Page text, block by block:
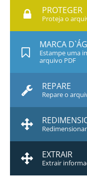
PROTEGER
Proteja o
MARCA
Estampe uma
arquivo PDF
REPARE
Repare o
EXTRAIR
Extrair